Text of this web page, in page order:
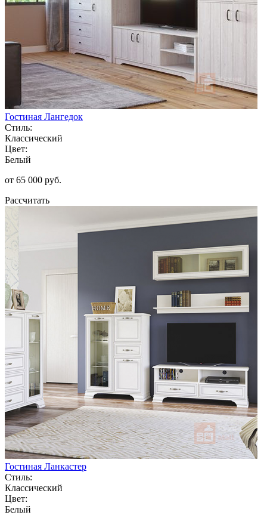
Гостиная Лангедок
Стиль:
Классический
Цвет:
Белый
от 65 000 руб.
Рассчитать
Гостиная Ланкастер
Стиль:
Классический
Цвет:
Белый